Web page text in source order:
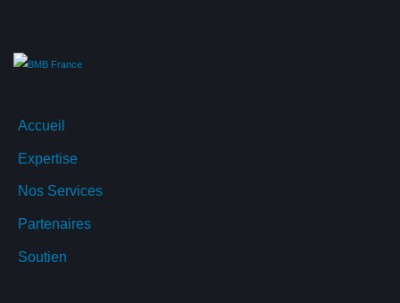
Accueil
Expertise
Nos Services
Partenaires
Soutien